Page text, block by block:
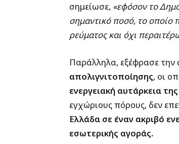
σημείωσε, «εφόσον το
σημαντικό ποσό, το οποίο
ρεύματος και όχι
Παράλληλα, εξέφρασε την
απολιγνιτοποίησης, οι
ενεργειακή αυτάρκεια
εγχώριους πόρους, δεν
Ελλάδα σε έναν ακριβό
εσωτερικής αγοράς.